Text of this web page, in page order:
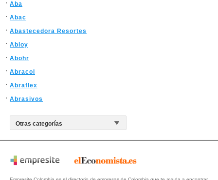
Aba
Abac
Abastecedora Resortes
Abloy
Abohr
Abracol
Abraflex
Abrasivos